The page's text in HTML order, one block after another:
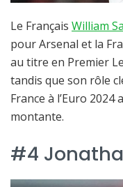
Le Français William
pour Arsenal et la
au titre en Premier
tandis que son rôle
France à l’Euro
montante.
#4